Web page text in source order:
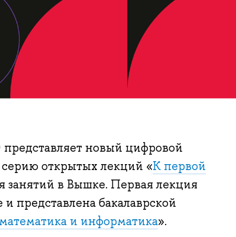
новый цифровой
открытых лекций «К первой
занятий в Вышке. Первая лекция
представлена бакалаврской
и информатика».